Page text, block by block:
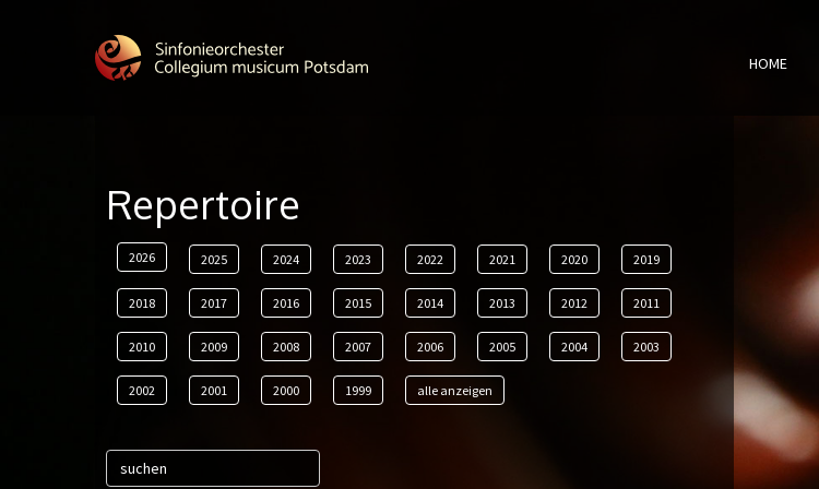
HOME
Repertoire
2026 2025 2024 2023 2022 2021 2020 2019
2018 2017 2016 2015 2014 2013 2012 2011
2010 2009 2008 2007 2006 2005 2004 2003
2002 2001 2000 1999 alle anzeigen